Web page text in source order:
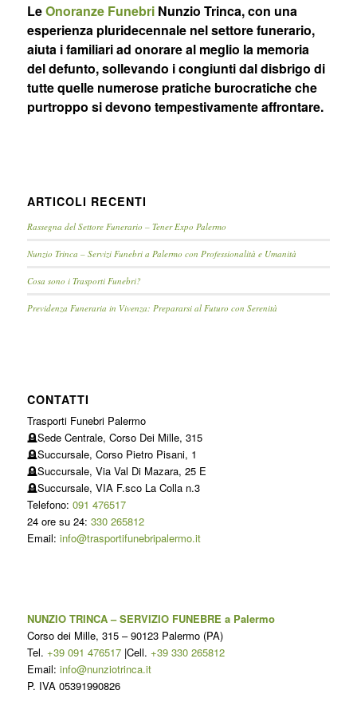
LeOnoranze FunebriNunzio Trinca, con una
esperienza pluridecennale nel settore funerario,
aiuta i familiari ad onorare al meglio la memoria
del defunto, sollevando i congiunti dal disbrigo di
tutte quelle numerose pratiche burocratiche che
purtroppo si devono tempestivamente affrontare.
ARTICOLI RECENTI
Rassegna del Settore Funerario – Tener Expo Palermo
Nunzio Trinca – Servizi Funebri a Palermo con Professionalità e Umanità
Cosa sono i Trasporti Funebri?
Previdenza Funeraria in Vivenza: Prepararsi al Futuro con Serenità
CONTATTI
Trasporti Funebri Palermo
🪦Sede Centrale, Corso Dei Mille, 315
🪦Succursale, Corso Pietro Pisani, 1
🪦Succursale, Via Val Di Mazara, 25 E
🪦Succursale, VIA F.sco La Colla n.3
Telefono: 091 476517
24 ore su 24: 330 265812
Email: info@trasportifunebripalermo.it
NUNZIO TRINCA – SERVIZIO FUNEBRE a Palermo
Corso dei Mille, 315–90123 Palermo(PA)
Tel. +39 091 476517|Cell. +39 330 265812
Email: info@nunziotrinca.it
P. IVA 05391990826